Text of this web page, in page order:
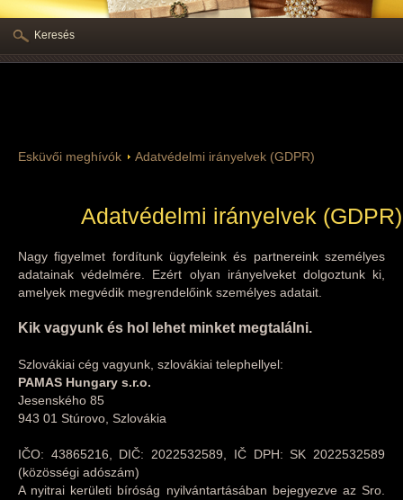
Esküvői meghívók Adatvédelmi irányelvek (GDPR)
Adatvédelmi irányelvek (GDPR)
Nagy figyelmet fordítunk ügyfeleink és partnereink személyes
adatainak védelmére. Ezért olyan irányelveket dolgoztunk ki,
amelyek megvédik megrendelőink személyes adatait.
Kik vagyunk és hol lehet minket megtalálni.
Szlovákiai cég vagyunk, szlovákiai telephellyel:
PAMAS Hungary s.r.o.
Jesenského 85
943 01 Stúrovo, Szlovákia
IČO: 43865216, DIČ: 2022532589, IČ DPH: SK 2022532589
(közösségi adószám)
A nyitrai kerületi bíróság nyilvántartásában bejegyezve az Sro.
Keresés